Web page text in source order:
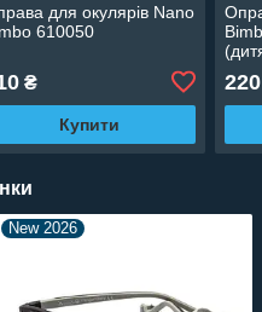
для окулярів Nano
610050
₴
Купити
220
New 2026